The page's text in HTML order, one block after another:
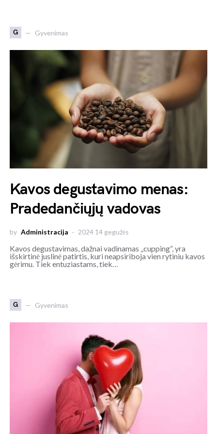
G Gyvenimas
Kavos degustavimo menas:
Pradedančiųjų vadovas
by Administracija 2024 14 gegužės
Kavos degustavimas, dažnai vadinamas „cupping“, yra
išskirtinė juslinė patirtis, kuri neapsiriboja vien rytiniu kavos
gėrimu. Tiek entuziastams, tiek…
G Gyvenimas